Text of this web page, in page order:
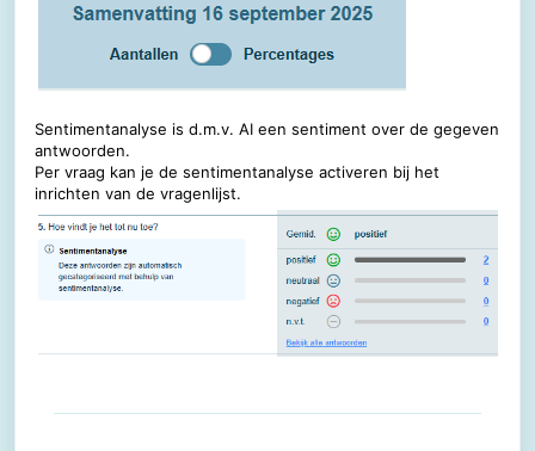
Sentimentanalyse is d.m.v. AI een sentiment over de gegeven
antwoorden.
Per vraag kan je de sentimentanalyse activeren bij het
inrichten van de vragenlijst.